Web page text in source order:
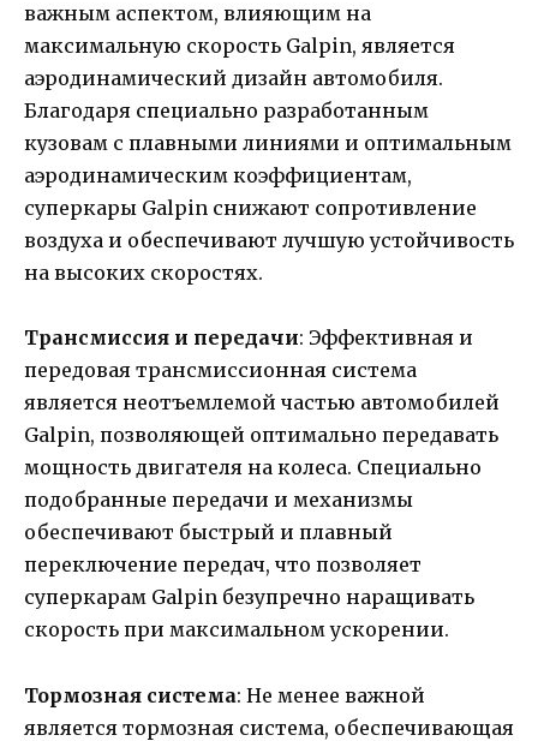
важным аспектом, влияющим на
максимальную скорость Galpin, является
аэродинамический дизайн автомобиля.
Благодаря специально разработанным
кузовам с плавными линиями и оптимальным
аэродинамическим коэффициентам,
суперкары Galpin снижают сопротивление
воздуха и обеспечивают лучшую устойчивость
на высоких скоростях.
Трансмиссия и передачи: Эффективная и
передовая трансмиссионная система
является неотъемлемой частью автомобилей
Galpin, позволяющей оптимально передавать
мощность двигателя на колеса. Специально
подобранные передачи и механизмы
обеспечивают быстрый и плавный
переключение передач, что позволяет
суперкарам Galpin безупречно наращивать
скорость при максимальном ускорении.
Тормозная система: Не менее важной
является тормозная система, обеспечивающая